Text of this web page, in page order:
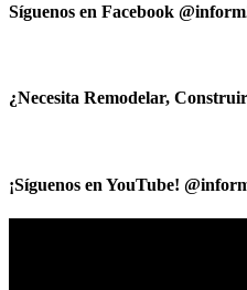
Síguenos en Facebook
¿Necesita Remodelar,
¡Síguenos en YouTube!